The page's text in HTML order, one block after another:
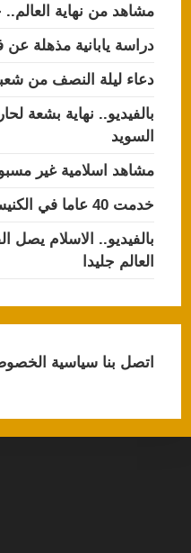
مشاهد من نهاية
دراسة يابانية مذهلة عن
دعاء ليلة النصف من
بالفيديو.. نهاية بشعة
السويد
مشاهد اسلامية غير
خدمت 40 عاما في الكنيسة والان اعترف بهذا السر!
بالفيديو.. الاسلام يصل
العالم جليدا
اتصل بناسياسية